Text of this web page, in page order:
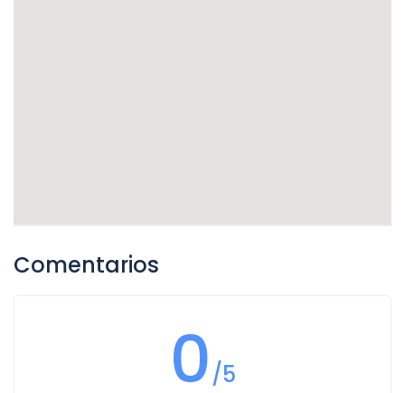
Comentarios
0/5